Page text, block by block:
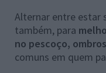
Alternar entre estar
também, para
no pescoço,
comuns em quem